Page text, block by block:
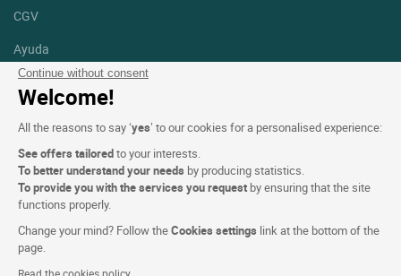
Continue without consent
Welcome!
All the reasons to say ‘yes’ to our cookies for a personalised experience:
See offers tailoredto your interests.
To better understand your needs by producing statistics.
To provide you with the services you request by ensuring that the site
functions properly.
Change your mind? Follow theCookies settings link at the bottom of the
page.
CGV
Ayuda
Mapa del sitio
fotografías
Síguenos
Facebook
Instagram
Linkedin